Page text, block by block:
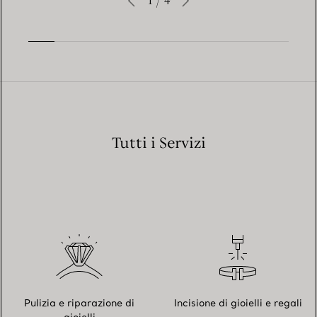
Tutti i Servizi
Pulizia e riparazione di
Incisione di gioielli e regali